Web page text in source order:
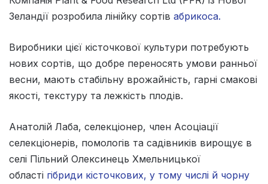
Зеландії розробила лінійку сортів абрикоса.
Виробники цієї кісточкової культури потребують
нових сортів, що добре переносять умови ранньої
весни, мають стабільну врожайність, гарні смакові
якості, текстуру та лежкість плодів.
Анатолій Лаба, селекціонер, член Асоціації
селекціонерів, помологів та садівників вирощує в
селі Пільний Олексинець Хмельницької
області гібриди кісточкових, у тому числі й чорну